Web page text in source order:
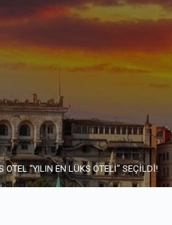
OTEL “YILIN EN LÜKS OTELİ” SEÇİLDİ!